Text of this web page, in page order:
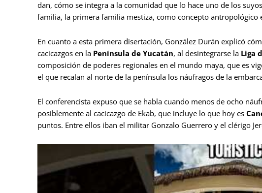
dan, cómo se integra a la comunidad que lo hace uno de los
familia, la primera familia mestiza, como concepto antropológico
En cuanto a esta primera disertación, González Durán explicó
cacicazgos en la Península de Yucatán, al desintegrarse la Liga
composición de poderes regionales en el mundo maya, que es
el que recalan al norte de la península los náufragos de la
El conferencista expuso que se habla cuando menos de ocho
posiblemente al cacicazgo de Ekab, que incluye lo que hoy es
puntos. Entre ellos iban el militar Gonzalo Guerrero y el clérigo